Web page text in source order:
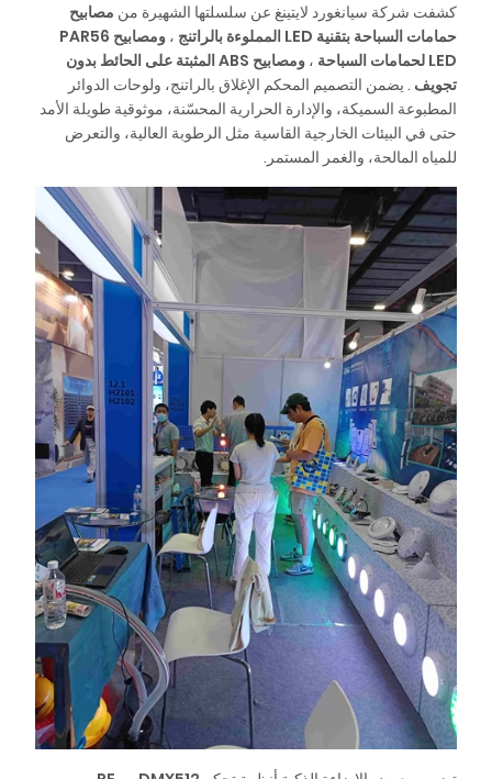
كشفت شركة سيانغورد لايتينغ عن سلسلتها الشهيرة من مصابيح
حمامات السباحة بتقنية LED المملوءة بالراتنج
،
ومصابيح PAR56
LED لحمامات السباحة
،
ومصابيح ABS المثبتة على الحائط بدون
تجويف . يضمن التصميم المحكم الإغلاق بالراتنج، ولوحات الدوائر
المطبوعة السميكة، والإدارة الحرارية المحسّنة، موثوقية طويلة الأمد
حتى في البيئات الخارجية القاسية مثل الرطوبة العالية، والتعرض
للمياه المالحة، والغمر المستمر.